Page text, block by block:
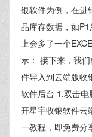
银软件为例，在进
品库存数据，如
上会多了一个
示： 接下来，我
件导入到云端版收
软件后台 1.双击
开星宇收银软件云
一教程，即免费分